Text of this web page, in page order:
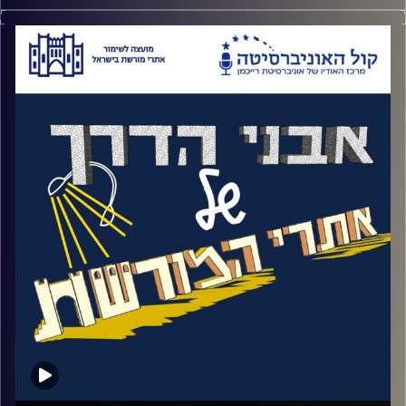
במהלך הפרקים שלנו אנחנו שומעים על עולים
שהגיעו לישראל להקים מדינה, על כך שעברו
במרכזי ההכשרות, בגרעיני העבודה עד שקיבלו
את הקרעקעות שלהם מקק"ל וזכו להקים
אבל מי הם אותם האנשים? בפרק הזה אנחנו
זוכים לראיין את אחד האנשים האלה, אליעזר
לב ציון. הוא הגיע ארצה כחלק מחבורת טללים
שהייתה מורכבת ממחתרת מק"י הצרפתית
שלחמה בנאצים .
הוא יספר לנו מנקודת המבט המיוחדת שלו על
הקמת נווה אילן. היום, נווה אילן נראית לנו כמו
מרכז הארץ אבל באותו הזמן היא הייתה קיבוץ
גוריון הבין את החשיבות של הגבעה המבודדת